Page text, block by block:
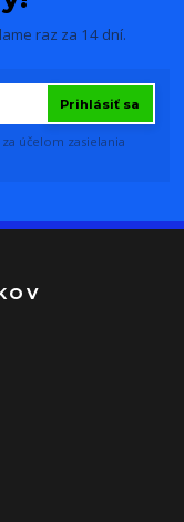
raz za 14 dní.
Prihlásiť sa
za účelom zasielania